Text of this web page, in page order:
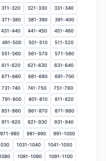
311-320 321-330 331-340
371-380 381-390 391-400
431-440 441-450 451-460
491-500 501-510 511-520
551-560 561-570 571-580
611-620 621-630 631-640
671-680 681-690 691-700
731-740 741-750 751-760
791-800 801-810 811-820
851-860 861-870 871-880
911-920 921-930 931-940
971-980 981-990 991-1000
1031-1040 1041-1050
1081-1090 1091-1100